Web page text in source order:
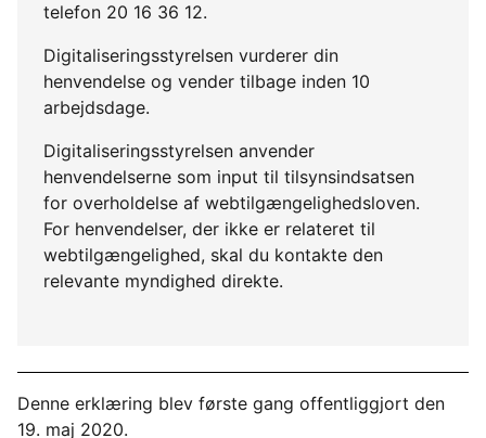
telefon 20 16 36 12.
Digitaliseringsstyrelsen vurderer din
henvendelse og vender tilbage inden 10
arbejdsdage.
Digitaliseringsstyrelsen anvender
henvendelserne som input til tilsynsindsatsen
for overholdelse af webtilgængelighedsloven.
For henvendelser, der ikke er relateret til
webtilgængelighed, skal du kontakte den
relevante myndighed direkte.
Denne erklæring blev første gang offentliggjort den
19. maj 2020.